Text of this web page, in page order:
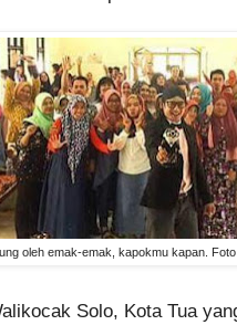
oleh emak-emak, kapokmu kapan.
cak Solo, Kota Tua